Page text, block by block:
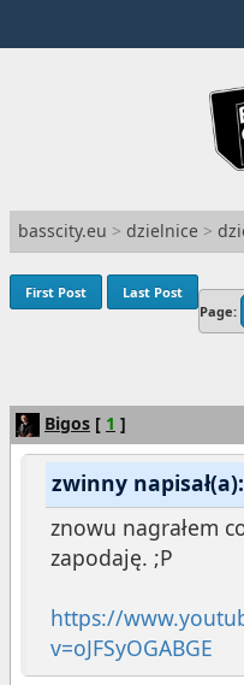
basscity.eu > dzielnice >
Page:
First Post Last Post
Bigos [ 1 ]
zwinny napisał(a):
znowu nagrałem
zapodaję. ;P
https://
v=oJFSyOGABGE